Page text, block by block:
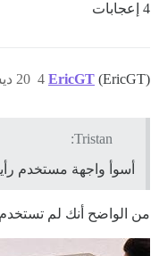
4 إعجابات
EricGT (EricGT) 20 ديسمبر 2023، 2:06م 4
Tristan:
أسوأ واجهة مستخدم
من الواضح أنك لم تستخدم